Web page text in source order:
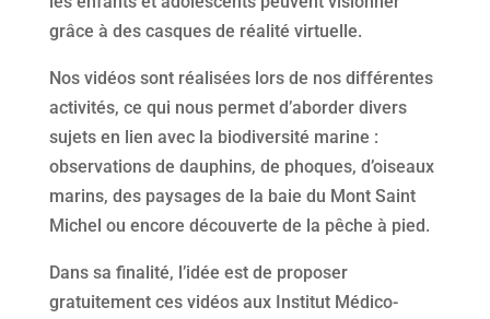
grâce à des casques de réalité virtuelle.
Nos vidéos sont réalisées lors de nos différentes
activités, ce qui nous permet d’aborder divers
sujets en lien avec la biodiversité marine :
observations de dauphins, de phoques, d’oiseaux
marins, des paysages de la baie du Mont Saint
Michel ou encore découverte de la pêche à pied.
Dans sa finalité, l’idée est de proposer
gratuitement ces vidéos aux Institut Médico-